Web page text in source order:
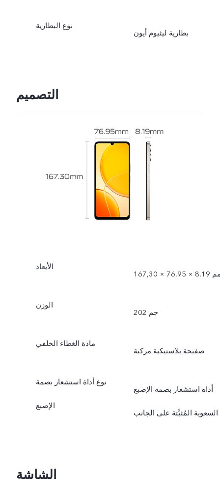
نوع البطارية
بطارية ليثيوم أيون
التصميم
الأبعاد
76,95 × 8,19 مم
الوزن
202 جم
مادة الغطاء الخلفي
صفيحة بلاستيكية مركبة
نوع أداة استشعار بصمة
الإصبع
أداة استشعار بصمة الإصبع
السعوية المُثبَّتة على الجانب
الشاشة